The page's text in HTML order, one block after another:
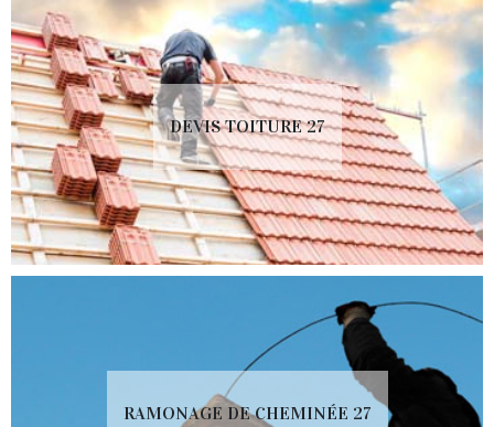
DEVIS TOITURE 27
RAMONAGE DE CHEMINÉE 27